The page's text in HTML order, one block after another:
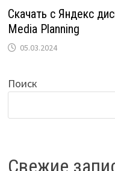
Скачать с Яндекс
Media Planning
05.03.2024
Поиск
Свежие